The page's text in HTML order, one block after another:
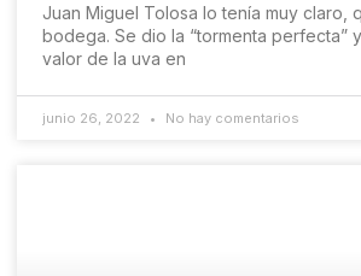
Juan Miguel Tolosa lo tenía muy claro,
bodega. Se dio la “tormenta perfecta”
valor de la uva en
junio 26, 2022 No hay comentarios